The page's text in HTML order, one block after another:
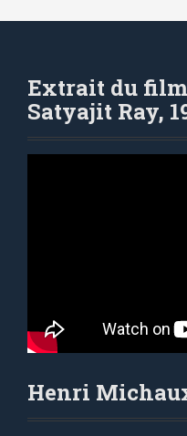
Extrait du film
Satyajit Ray,
Henri